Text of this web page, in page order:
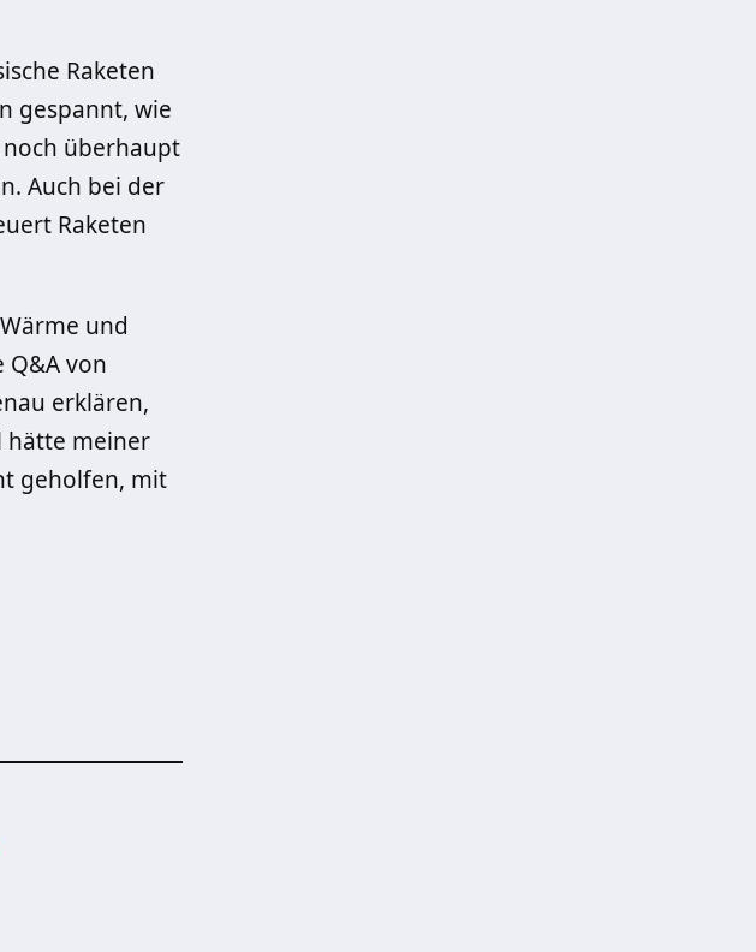
Raketen
gespannt, wie
überhaupt
Auch bei der
Raketen
und
von
erklären,
hätte meiner
geholfen, mit